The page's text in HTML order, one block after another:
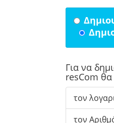
Για να
resCom θα
τον
τον